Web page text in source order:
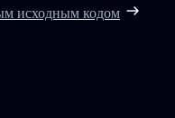
исходным кодом